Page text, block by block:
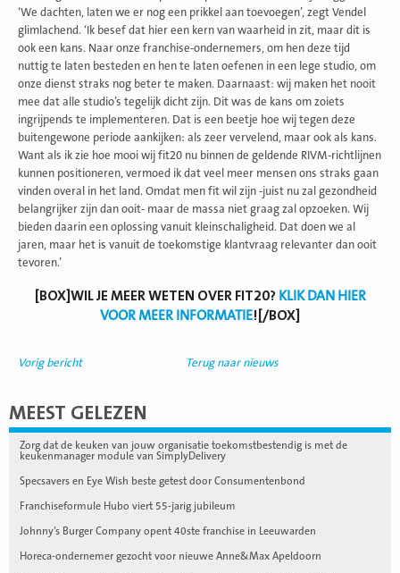
‘We dachten, laten we er nog een prikkel aan toevoegen’, zegt Vendel
glimlachend. ‘Ik besef dat hier een kern van waarheid in zit, maar dit is
ook een kans. Naar onze franchise-ondernemers, om hen deze tijd
nuttig te laten besteden en hen te laten oefenen in een lege studio, om
onze dienst straks nog beter te maken. Daarnaast: wij maken het nooit
mee dat alle studio’s tegelijk dicht zijn. Dit was de kans om zoiets
ingrijpends te implementeren. Dat is een beetje hoe wij tegen deze
buitengewone periode aankijken: als zeer vervelend, maar ook als kans.
Want als ik zie hoe mooi wij fit20 nu binnen de geldende RIVM-richtlijnen
kunnen positioneren, vermoed ik dat veel meer mensen ons straks gaan
vinden overal in het land. Omdat men fit wil zijn -juist nu zal gezondheid
belangrijker zijn dan ooit- maar de massa niet graag zal opzoeken. Wij
bieden daarin een oplossing vanuit kleinschaligheid. Dat doen we al
jaren, maar het is vanuit de toekomstige klantvraag relevanter dan ooit
tevoren.’
[BOX]WIL JE MEER WETEN OVER FIT20? KLIK DAN HIER
VOOR MEER INFORMATIE![/BOX]
Vorig bericht Terug naar nieuws
MEEST GELEZEN
Zorg dat de keuken van jouw organisatie toekomstbestendig is met de
keukenmanager module van SimplyDelivery
Specsavers en Eye Wish beste getest door Consumentenbond
Franchiseformule Hubo viert 55-jarig jubileum
Johnny’s Burger Company opent 40ste franchise in Leeuwarden
Horeca-ondernemer gezocht voor nieuwe Anne&Max Apeldoorn